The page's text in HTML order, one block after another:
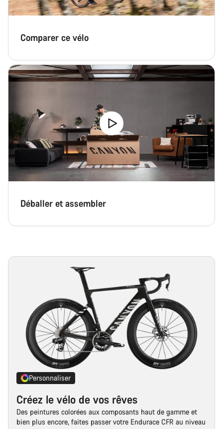
Comparer ce vélo
Déballer et assembler
Personnaliser
Créez le vélo de vos rêves
Des peintures colorées aux composants haut de gamme et
bien plus encore, faites passer votre Endurace CFR au niveau